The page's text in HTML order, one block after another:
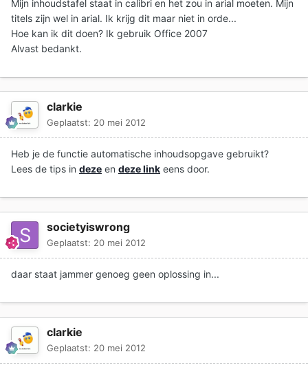
Mijn inhoudstafel staat in calibri en het zou in arial moeten. Mijn
titels zijn wel in arial. Ik krijg dit maar niet in orde...
Hoe kan ik dit doen? Ik gebruik Office 2007
Alvast bedankt.
clarkie
Geplaatst: 20 mei 2012
Heb je de functie automatische inhoudsopgave gebruikt?
Lees de tips in deze en deze link eens door.
societyiswrong
Geplaatst: 20 mei 2012
daar staat jammer genoeg geen oplossing in...
clarkie
Geplaatst: 20 mei 2012